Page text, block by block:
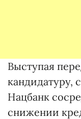
Выступая
кандидатуру,
Нацбанк
снижении